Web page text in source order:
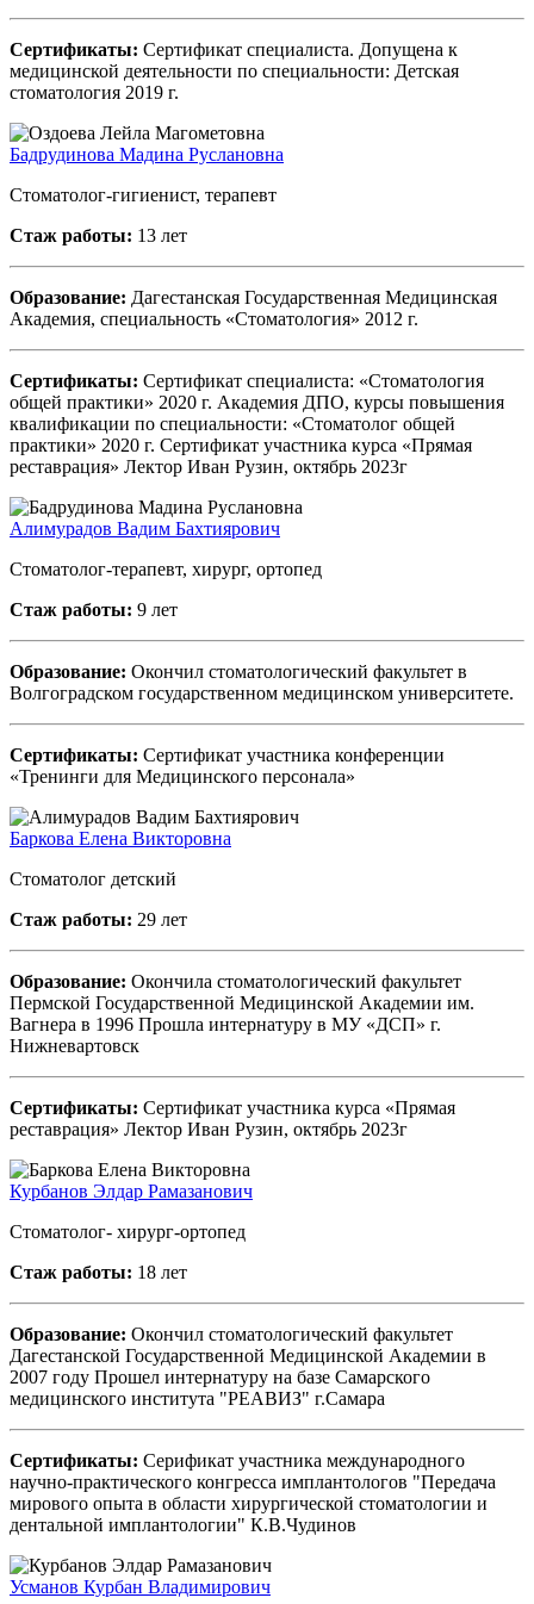
Сертификаты: Сертификат специалиста. Допущена к
медицинской деятельности по специальности: Детская
стоматология 2019 г.
Бадрудинова Мадина Руслановна
Стоматолог-гигиенист, терапевт
Стаж работы: 13 лет
Образование: Дагестанская Государственная Медицинская
Академия, специальность «Стоматология» 2012 г.
Сертификаты: Сертификат специалиста: «Стоматология
общей практики» 2020 г. Академия ДПО, курсы повышения
квалификации по специальности: «Стоматолог общей
практики» 2020 г. Сертификат участника курса «Прямая
реставрация» Лектор Иван Рузин, октябрь 2023г
Алимурадов Вадим Бахтиярович
Стоматолог-терапевт, хирург, ортопед
Стаж работы: 9 лет
Образование: Окончил стоматологический факультет в
Волгоградском государственном медицинском университете.
Сертификаты: Сертификат участника конференции
«Тренинги для Медицинского персонала»
Баркова Елена Викторовна
Стоматолог детский
Стаж работы: 29 лет
Образование: Окончила стоматологический факультет
Пермской Государственной Медицинской Академии им.
Вагнера в 1996 Прошла интернатуру в МУ «ДСП» г.
Нижневартовск
Сертификаты: Сертификат участника курса «Прямая
реставрация» Лектор Иван Рузин, октябрь 2023г
Курбанов Элдар Рамазанович
Стоматолог- хирург-ортопед
Стаж работы: 18 лет
Образование: Окончил стоматологический факультет
Дагестанской Государственной Медицинской Академии в
2007 году Прошел интернатуру на базе Самарского
медицинского института "РЕАВИЗ" г.Самара
Сертификаты: Серификат участника международного
научно-практического конгресса имплантологов "Передача
мирового опыта в области хирургической стоматологии и
дентальной имплантологии" К.В.Чудинов
Усманов Курбан Владимирович